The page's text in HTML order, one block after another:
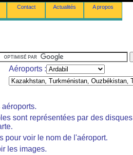
Contact Actualités A propos
Aéroports :
sont représentées par des disques
pour voir le nom de l'aéroport.
les images.